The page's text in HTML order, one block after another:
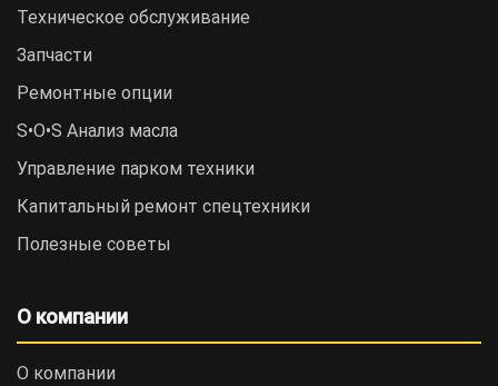
Техническое обслуживание
Запчасти
Ремонтные опции
S•O•S Анализ масла
Управление парком техники
Капитальный ремонт спецтехники
Полезные советы
О компании
О компании